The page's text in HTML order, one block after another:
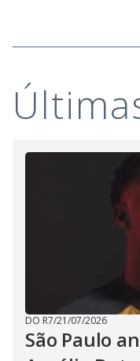
DO R7/21/07/2026
São Paulo